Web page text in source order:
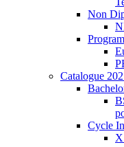
Non
Catalogue
Cycle